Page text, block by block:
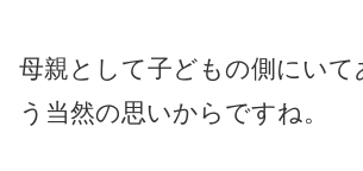
母親として子どもの側にいて
う当然の思いからですね。